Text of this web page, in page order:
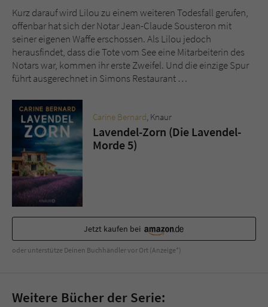
Kurz darauf wird Lilou zu einem weiteren Todesfall gerufen,
offenbar hat sich der Notar Jean-Claude Sousteron mit
seiner eigenen Waffe erschossen. Als Lilou jedoch
herausfindet, dass die Tote vom See eine Mitarbeiterin des
Notars war, kommen ihr erste Zweifel. Und die einzige Spur
führt ausgerechnet in Simons Restaurant …
Carine Bernard, Knaur
Lavendel-Zorn (Die Lavendel-
Morde 5)
Jetzt kaufen bei
oder unterstütze Deinen Buchhändler vor Ort (Anzeige*)
Weitere Bücher der Serie: